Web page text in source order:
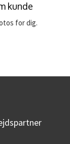
kunde
for dig.